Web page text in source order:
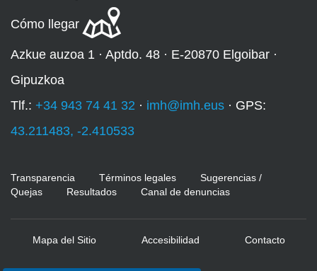
Cómo llegar
Azkue auzoa 1 · Aptdo. 48 · E-20870 Elgoibar ·
Gipuzkoa
Tlf.: +34 943 74 41 32 · imh@imh.eus · GPS:
43.211483, -2.410533
Transparencia Términos legales
Sugerencias /
Quejas
Resultados Canal de denuncias
Mapa del Sitio Accesibilidad Contacto